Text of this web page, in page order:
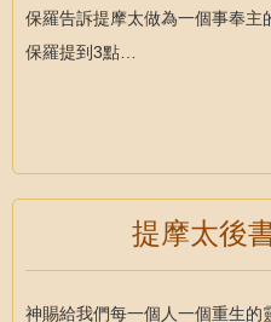
保羅告訴提摩太做為一個事奉主
保羅提到3點…
提摩太後
神賜給我們每一個人一個重生